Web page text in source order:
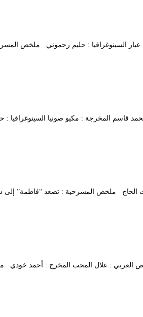
الدين عبار السينوغرافيا : حليم رحموني
: محمد قاسم المخرجة : مكيو صونيا
آيت الحاج ملخص المسرحية : تصعد
قارسيا لوكا النص العربي : علال المحب المخرج